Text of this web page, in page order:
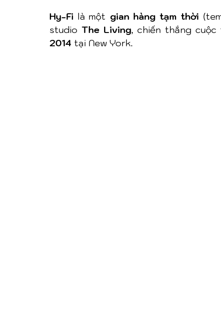
Hy-Fi là một gian hàng tạm thời
studio The Living, chiến thắng
2014 tại New York.